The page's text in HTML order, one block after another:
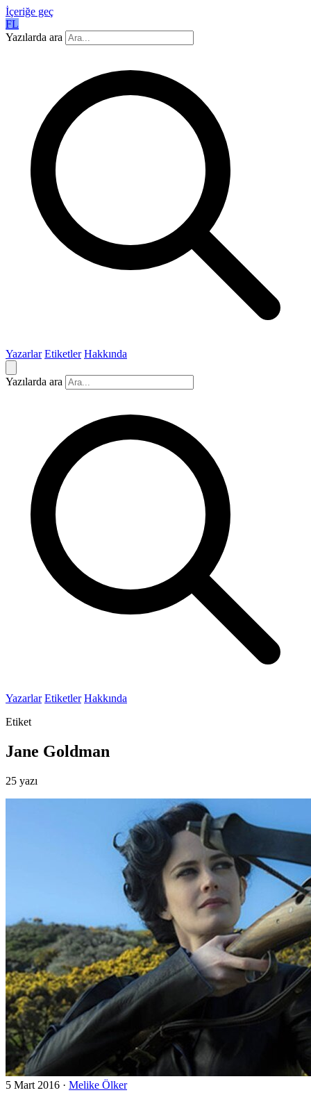
İçeriğe geç
FL
Yazılarda ara
Yazarlar Etiketler Hakkında
Yazılarda ara
Yazarlar Etiketler Hakkında
Etiket
Jane Goldman
25 yazı
5 Mart 2016 · Melike Ölker